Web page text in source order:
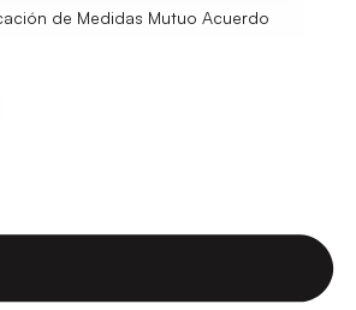
de Medidas Mutuo Acuerdo